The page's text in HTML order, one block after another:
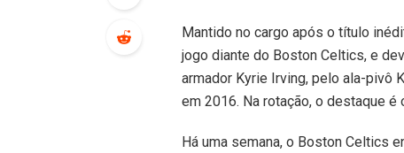
Mantido no cargo após o título
jogo diante do Boston Celtics, e
armador Kyrie Irving, pelo ala-pivô
em 2016. Na rotação, o destaque é
Há uma semana, o Boston Celtics